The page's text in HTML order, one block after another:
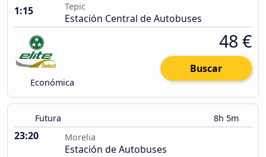
1:15
Tepic
Estación Central de Autobuses
Económica
48 €
Buscar
Futura 8h 5m
23:20 Morelia
Estación de Autobuses